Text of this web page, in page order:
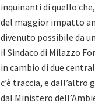
inquinanti di quello
del maggior impatto
divenuto possibile da
il Sindaco di Milazzo
in cambio di due
c’è traccia, e
dal Ministero